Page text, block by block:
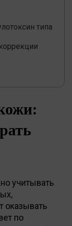
типа
учитывать
оказывать
по